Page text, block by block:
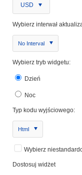
USD
Wybierz interwał
No Interval
Wybierz tryb widgetu:
Dzień
Noc
Typ kodu wyjściowego:
Html
Wybierz
Dostosuj widżet